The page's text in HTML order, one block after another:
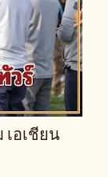
เอเชียน